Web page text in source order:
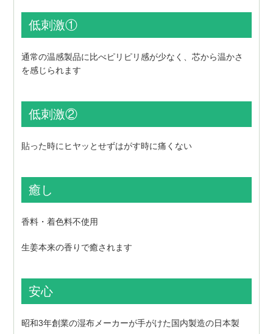
低刺激①
通常の温感製品に比べピリピリ感が少なく、芯から温かさ
を感じられます
低刺激②
貼った時にヒヤッとせずはがす時に痛くない
癒し
香料・着色料不使用
生姜本来の香りで癒されます
安心
昭和3年創業の湿布メーカーが手がけた国内製造の日本製